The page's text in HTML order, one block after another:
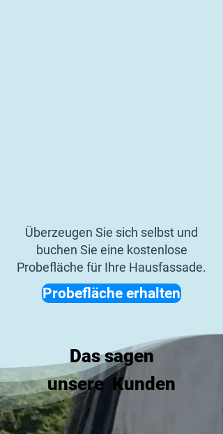
Überzeugen Sie sich selbst und
buchen Sie eine kostenlose
Probefläche für Ihre Hausfassade.
Probefläche erhalten
Das sagen
unsere Kunden